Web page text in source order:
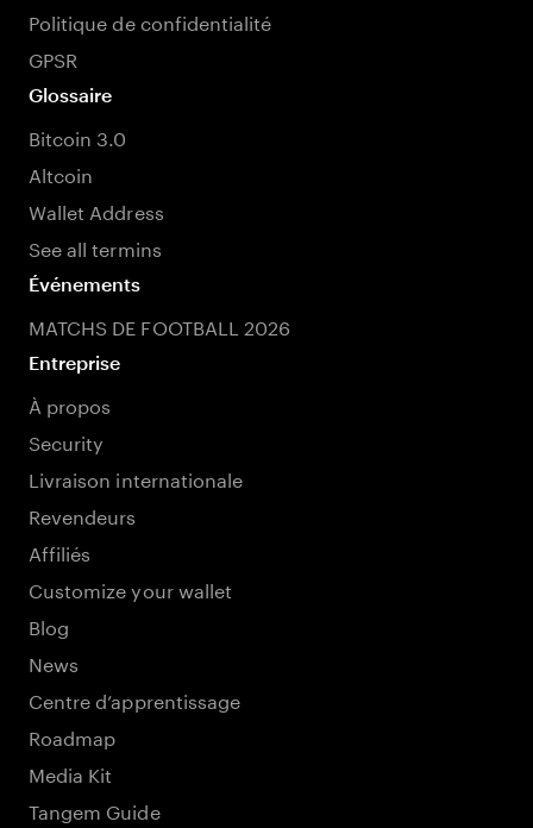
Politique de confidentialité
GPSR
Glossaire
Bitcoin 3.0
Altcoin
Wallet Address
See all termins
Événements
MATCHS DE FOOTBALL 2026
Entreprise
À propos
Security
Livraison internationale
Revendeurs
Affiliés
Customize your wallet
Blog
News
Centre d’apprentissage
Roadmap
Media Kit
Tangem Guide